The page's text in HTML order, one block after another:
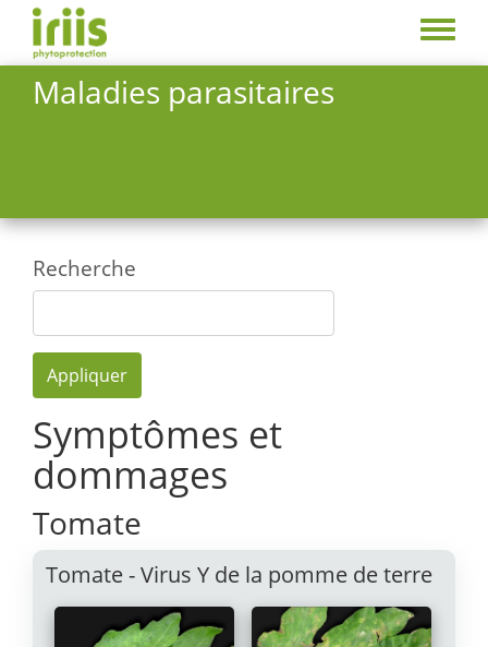
Aller
contenu
principal
Toggle
menu
Maladies parasitaires
Recherche
Appliquer
Symptômes et
dommages
Tomate
Tomate - Virus Y de la pomme de terre